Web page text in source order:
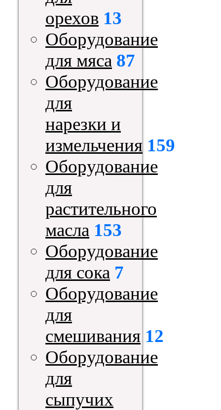
орехов 13
Оборудование
для мяса 87
Оборудование
для
нарезки и
измельчения 159
Оборудование
для
растительного
масла 153
Оборудование
для сока 7
Оборудование
для
смешивания 12
Оборудование
для
сыпучих